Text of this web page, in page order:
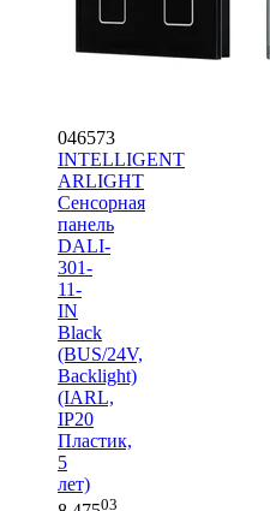
046573
INTELLIGENT
ARLIGHT
Сенсорная
панель
DALI-
301-
11-
IN
Black
(BUS/24V,
Backlight)
(IARL,
IP20
Пластик,
5
лет)
03